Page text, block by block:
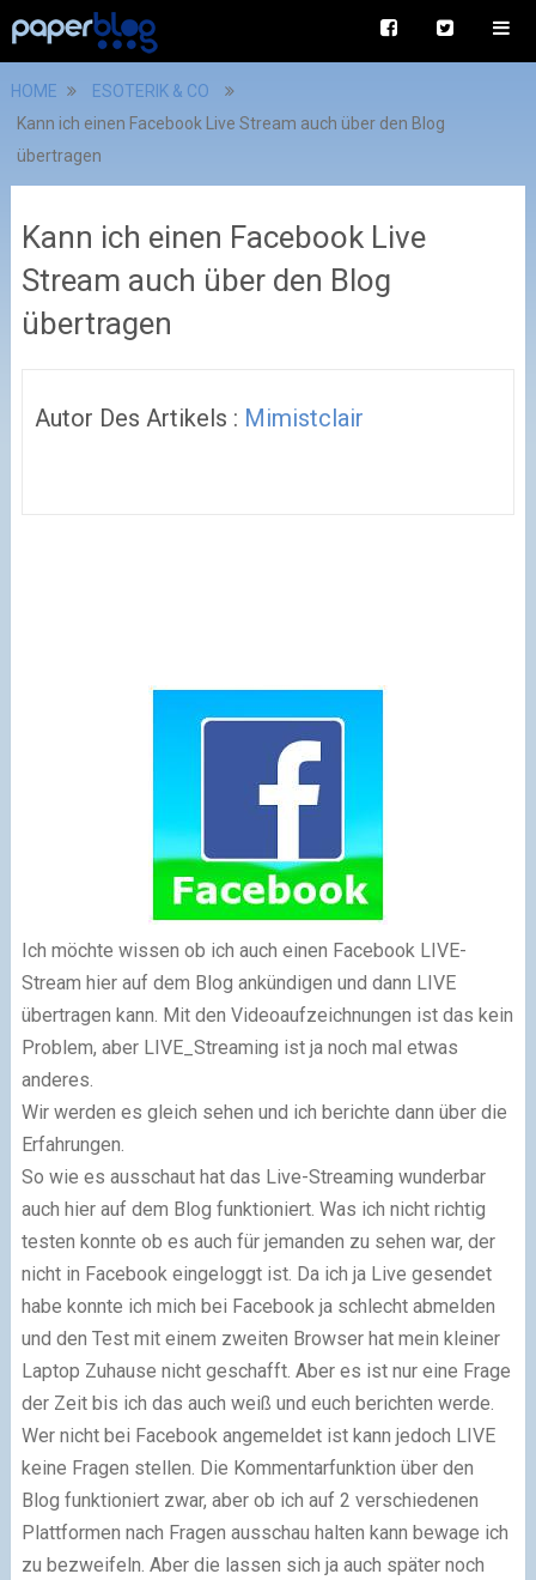
HOME
ESOTERIK & CO
Kann ich einen Facebook Live Stream auch über den Blog
übertragen
Kann ich einen Facebook Live
Stream auch über den Blog
übertragen
Autor Des Artikels : Mimistclair
Ich möchte wissen ob ich auch einen Facebook LIVE-
Stream hier auf dem Blog ankündigen und dann LIVE
übertragen kann. Mit den Videoaufzeichnungen ist das kein
Problem, aber LIVE_Streaming ist ja noch mal etwas
anderes.
Wir werden es gleich sehen und ich berichte dann über die
Erfahrungen.
So wie es ausschaut hat das Live-Streaming wunderbar
auch hier auf dem Blog funktioniert. Was ich nicht richtig
testen konnte ob es auch für jemanden zu sehen war, der
nicht in Facebook eingeloggt ist. Da ich ja Live gesendet
habe konnte ich mich bei Facebook ja schlecht abmelden
und den Test mit einem zweiten Browser hat mein kleiner
Laptop Zuhause nicht geschafft. Aber es ist nur eine Frage
der Zeit bis ich das auch weiß und euch berichten werde.
Wer nicht bei Facebook angemeldet ist kann jedoch LIVE
keine Fragen stellen. Die Kommentarfunktion über den
Blog funktioniert zwar, aber ob ich auf 2 verschiedenen
Plattformen nach Fragen ausschau halten kann bewage ich
zu bezweifeln. Aber die lassen sich ja auch später noch